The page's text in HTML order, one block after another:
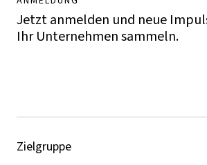
Jetzt anmelden und neue
Ihr Unternehmen sammeln.
Zielgruppe